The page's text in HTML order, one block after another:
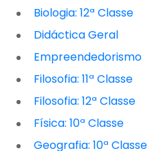
Biologia: 12ª Classe
Didáctica Geral
Empreendedorismo
Filosofia: 11ª Classe
Filosofia: 12ª Classe
Física: 10ª Classe
Geografia: 10ª Classe